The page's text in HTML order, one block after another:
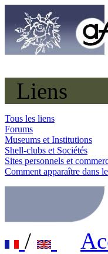
Liens
Tous les liens
Forums
Museums et Institutions
Shell-clubs et Sociétés
Sites personnels et
Comment apparaître dans
/